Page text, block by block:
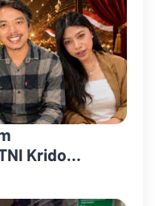
Krido
Competition